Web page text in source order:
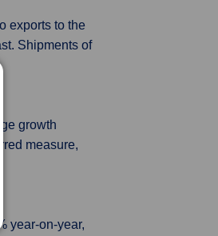
exports to the
Shipments of
growth
measure,
year-on-year,